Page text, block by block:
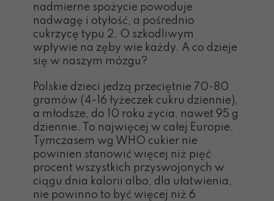
nadmierne spożycie powoduje
nadwagę i otyłość, a pośrednio
cukrzycę typu 2. O szkodliwym
wpływie na zęby wie każdy. A co dzieje
się w naszym mózgu?
Polskie dzieci jedzą przeciętnie 70-80
gramów (4-16 łyżeczek cukru dziennie),
a młodsze, do 10 roku życia, nawet 95 g
dziennie. To najwięcej w całej Europie.
Tymczasem wg WHO cukier nie
powinien stanowić więcej niż pięć
procent wszystkich przyswojonych w
ciągu dnia kalorii albo, dla ułatwienia,
nie powinno to być więcej niż 6